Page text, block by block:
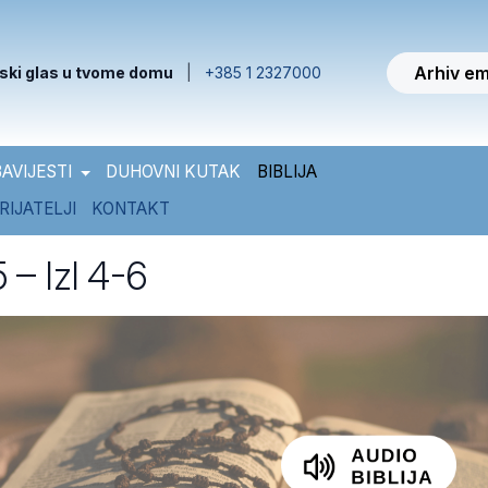
glas u tvome domu +385 1 2327000 Arhiv
DUHOVNI KUTAK
BIBLIJA
KONTAKT
– Izl 4-6